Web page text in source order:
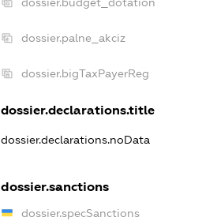
dossier.budget_dotation
dossier.palne_akciz
dossier.bigTaxPayerReg
dossier.declarations.title
dossier.declarations.noData
dossier.sanctions
dossier.specSanctions